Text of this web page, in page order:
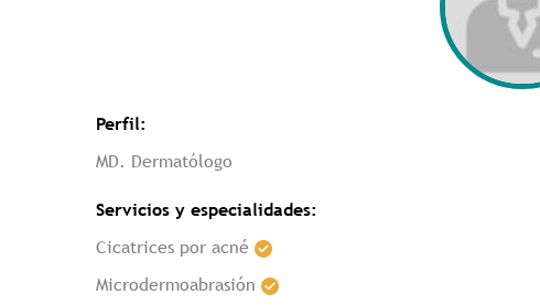
Perfil:
MD. Dermatólogo
Servicios y especialidades:
Cicatrices por acné
Microdermoabrasión